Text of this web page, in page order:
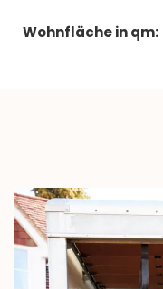
Wohnfläche in qm: